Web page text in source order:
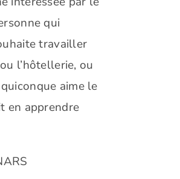
qui
travailler
l’hôtellerie, ou
aime le
en apprendre